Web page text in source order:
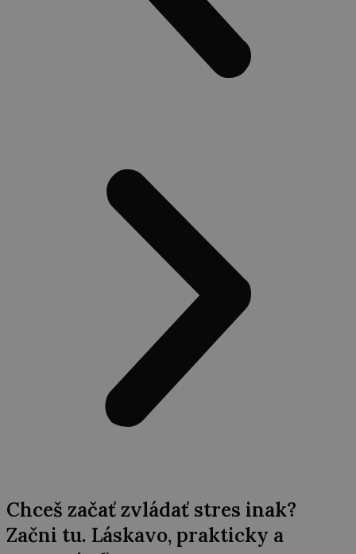
Chceš začať zvládať stres inak?
Začni tu. Láskavo, prakticky a